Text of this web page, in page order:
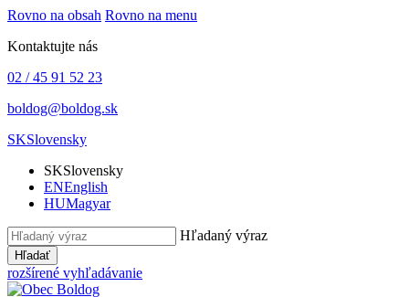
Rovno na obsah Rovno na menu
Kontaktujte nás
02 / 45 91 52 23
boldog@boldog.sk
SKSlovensky
SKSlovensky
ENEnglish
HUMagyar
Hľadaný výraz
Hľadať
rozšírené vyhľadávanie